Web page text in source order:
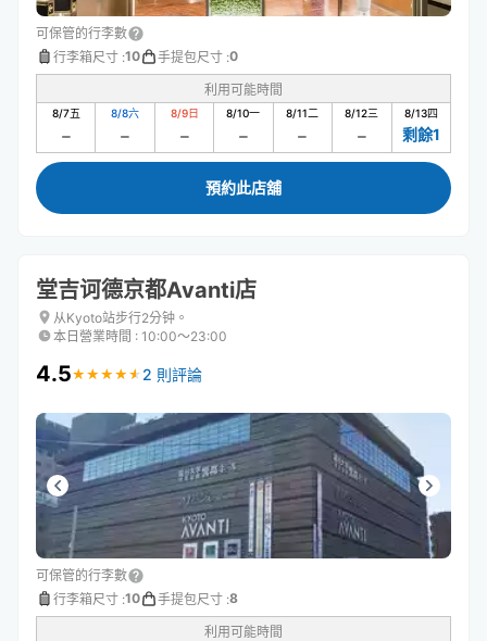
可保管的行李數
行李箱尺寸 :10 手提包尺寸 :0
利用可能時間
8/7五 8/8六 8/9日 8/10一 8/11二 8/12三 8/13四
剩餘1
預約此店舖
堂吉诃德京都Avanti店
从Kyoto站步行2分钟。
本日營業時間 : 10:00〜23:00
4.5★ ★ ★ ★ ★
★ ★ ★ ★ ★ 2 則評論
可保管的行李數
行李箱尺寸 :10 手提包尺寸 :8
利用可能時間